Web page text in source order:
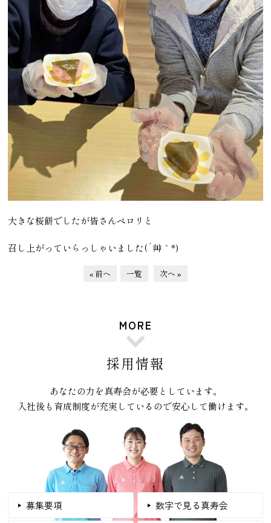
大きな桜餅でしたが皆さんペロリと
召し上がっていらっしゃいました(´艸｀*)
« 前へ 一覧 次へ »
MORE
採用情報
あなたの力を真寿会が必要としています。
入社後も育成制度が充実しているので安心して働けます。
募集要項 数字で見る真寿会